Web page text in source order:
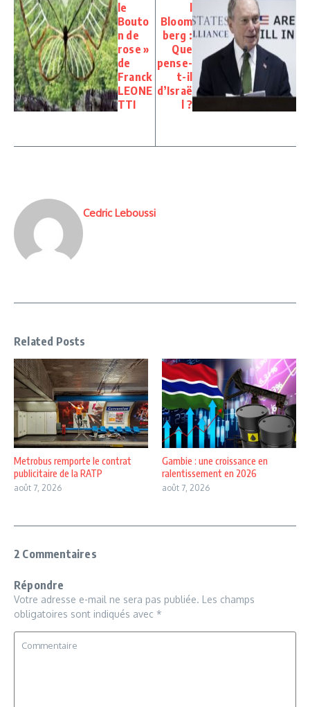
le
Bouto
n de
rose »
de
Franck
LEONE
TTI
l
Bloom
berg :
Que
pense-
t-il
d’Israë
l ?
Cedric Leboussi
Related Posts
Metrobus remporte le contrat
publicitaire de la RATP
août 7, 2026
Gambie : une croissance en
ralentissement en 2026
août 7, 2026
2 Commentaires
Répondre
Votre adresse e-mail ne sera pas publiée. Les champs
obligatoires sont indiqués avec *